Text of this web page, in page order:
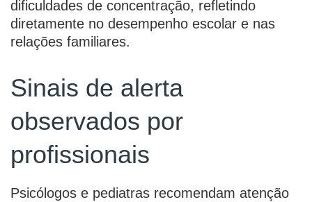
dificuldades de concentração, refletindo
diretamente no desempenho escolar e nas
relações familiares.
Sinais de alerta
observados por
profissionais
Psicólogos e pediatras recomendam atenção